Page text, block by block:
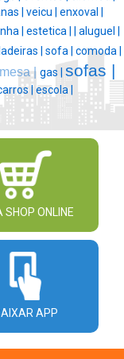
| veicu | enxoval |
| estetica | aluguel |
| sofa | comoda |
mesa | gas | sofas |
| escola |
SHOP ONLINE
APP